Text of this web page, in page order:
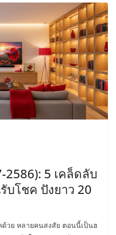
2586): 5 เคล็ดลับ
บโชค ปังยาว 20
ด้วย หลายคนสงสัย ตอนนี้เป็นฮ